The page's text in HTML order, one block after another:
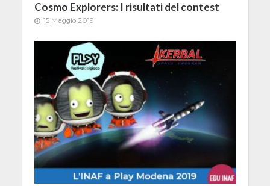
Cosmo Explorers: I risultati del contest
15 Maggio 2019